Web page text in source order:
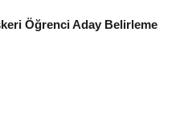
Öğrenci Aday Belirleme